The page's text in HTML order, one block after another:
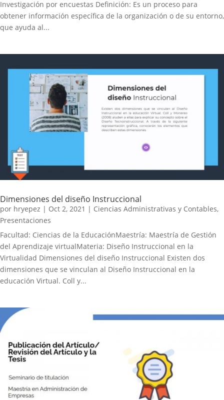
Investigación por encuestas Definición: Es un proceso para
obtener información específica de la organización o de su entorno,
que ayuda al...
Dimensiones del diseño Instruccional
por hryepez | Oct 2, 2021 | Ciencias Administrativas y Contables,
Presentaciones
Facultad: Ciencias de la EducaciónMaestría: Maestría de Gestión
del Aprendizaje virtualMateria: Diseño Instruccional en la
Virtualidad Dimensiones del diseño Instruccional Existen dos
dimensiones que se vinculan al Diseño Instruccional en la
educación Virtual. Coll y...